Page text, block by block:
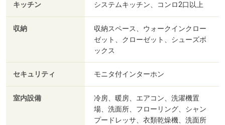
キッチン システムキッチン、コンロ2口以上
収納
収納スペース、ウォークインクロー
ゼット、クローゼット、シューズボ
ックス
セキュリティ モニタ付インターホン
室内設備
冷房、暖房、エアコン、洗濯機置
場、洗面所、フローリング、シャン
プードレッサ、衣類乾燥機、洗面所